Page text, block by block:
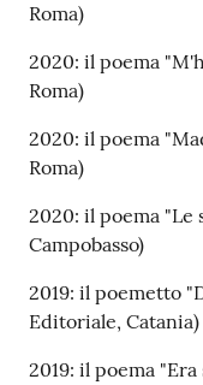
Roma)
2020: il poema
Roma)
2020: il poema
Roma)
2020: il poema
Campobasso)
2019: il poemetto
Editoriale, Catania)
2019: il poema